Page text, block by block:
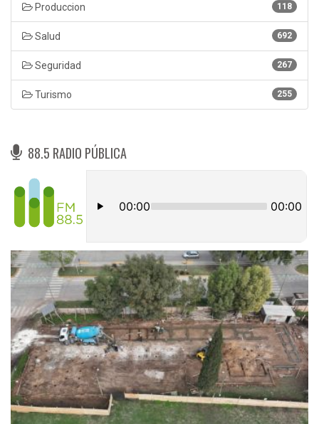
118
Produccion
692
Salud
267
Seguridad
255
Turismo
88.5 RADIO PÚBLICA